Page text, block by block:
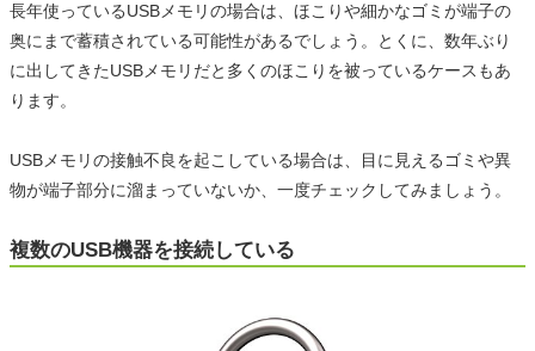
長年使っているUSBメモリの場合は、ほこりや細かなゴミが端子の
奥にまで蓄積されている可能性があるでしょう。とくに、数年ぶり
に出してきたUSBメモリだと多くのほこりを被っているケースもあ
ります。
USBメモリの接触不良を起こしている場合は、目に見えるゴミや異
物が端子部分に溜まっていないか、一度チェックしてみましょう。
複数のUSB機器を接続している